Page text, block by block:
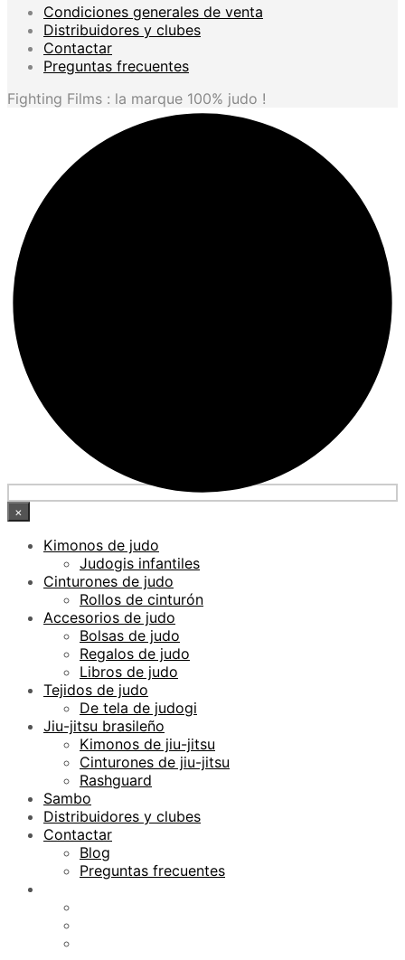
Condiciones generales de venta
Distribuidores y clubes
Contactar
Preguntas frecuentes
Fighting Films : la marque 100% judo !
×
Kimonos de judo
Judogis infantiles
Cinturones de judo
Rollos de cinturón
Accesorios de judo
Bolsas de judo
Regalos de judo
Libros de judo
Tejidos de judo
De tela de judogi
Jiu-jitsu brasileño
Kimonos de jiu-jitsu
Cinturones de jiu-jitsu
Rashguard
Sambo
Distribuidores y clubes
Contactar
Blog
Preguntas frecuentes